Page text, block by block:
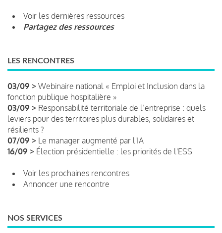
Voir les dernières ressources
Partagez des ressources
LES RENCONTRES
03/09 > Webinaire national « Emploi et Inclusion dans la
fonction publique hospitalière »
03/09 > Responsabilité territoriale de l’entreprise : quels
leviers pour des territoires plus durables, solidaires et
résilients ?
07/09 > Le manager augmenté par l'IA
16/09 > Élection présidentielle : les priorités de l'ESS
Voir les prochaines rencontres
Annoncer une rencontre
NOS SERVICES